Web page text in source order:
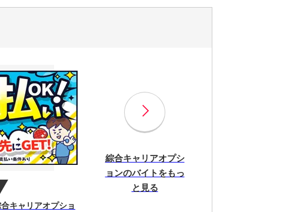
キャリアオプショ
綜合キャリアオプシ
ョンのバイトをもっ
と見る